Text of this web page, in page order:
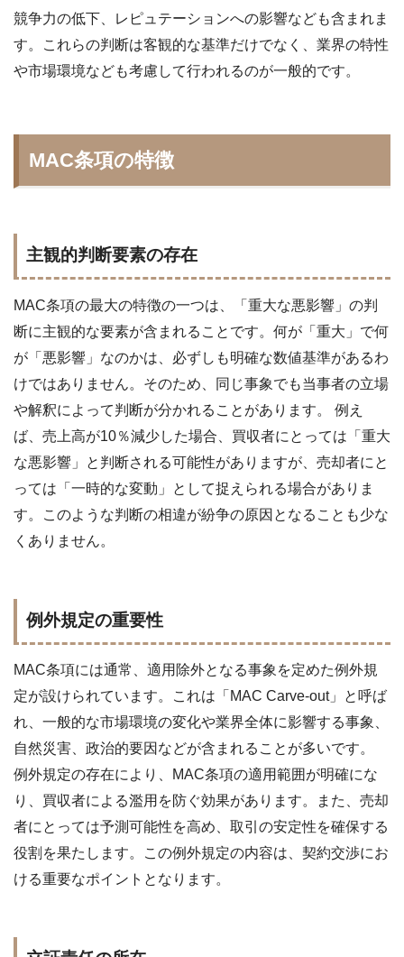
競争力の低下、レピュテーションへの影響なども含まれま
す。これらの判断は客観的な基準だけでなく、業界の特性
や市場環境なども考慮して行われるのが一般的です。
MAC条項の特徴
主観的判断要素の存在
MAC条項の最大の特徴の一つは、「重大な悪影響」の判
断に主観的な要素が含まれることです。何が「重大」で何
が「悪影響」なのかは、必ずしも明確な数値基準があるわ
けではありません。そのため、同じ事象でも当事者の立場
や解釈によって判断が分かれることがあります。 例え
ば、売上高が10％減少した場合、買収者にとっては「重大
な悪影響」と判断される可能性がありますが、売却者にと
っては「一時的な変動」として捉えられる場合がありま
す。このような判断の相違が紛争の原因となることも少な
くありません。
例外規定の重要性
MAC条項には通常、適用除外となる事象を定めた例外規
定が設けられています。これは「MAC Carve-out」と呼ば
れ、一般的な市場環境の変化や業界全体に影響する事象、
自然災害、政治的要因などが含まれることが多いです。
例外規定の存在により、MAC条項の適用範囲が明確にな
り、買収者による濫用を防ぐ効果があります。また、売却
者にとっては予測可能性を高め、取引の安定性を確保する
役割を果たします。この例外規定の内容は、契約交渉にお
ける重要なポイントとなります。